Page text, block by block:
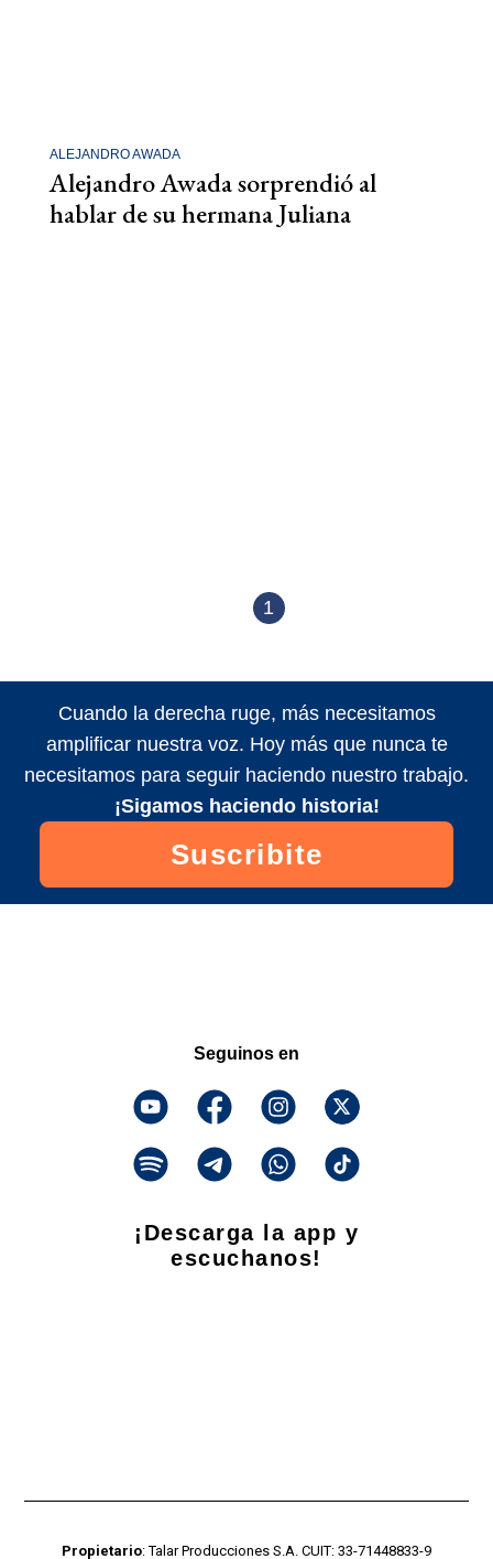
ALEJANDRO AWADA
Alejandro Awada sorprendió al
hablar de su hermana Juliana
1
Cuando la derecha ruge, más necesitamos
amplificar nuestra voz. Hoy más que nunca te
necesitamos para seguir haciendo nuestro trabajo.
¡Sigamos haciendo historia!
Suscribite
Seguinos en
¡Descarga la app y
escuchanos!
Propietario: Talar Producciones S.A. CUIT: 33-71448833-9